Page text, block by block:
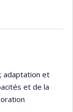
adaptation et
et de la